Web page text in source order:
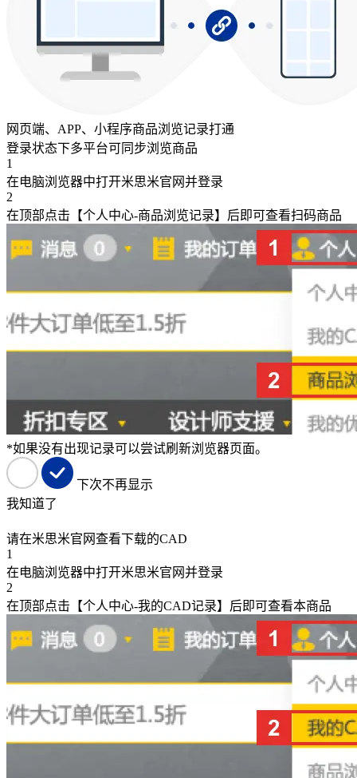
网页端、APP、小程序商品浏览记录打通
登录状态下多平台可同步浏览商品
1
在电脑浏览器中打开米思米官网并登录
2
在顶部点击【个人中心-商品浏览记录】后即可查看扫码商品
*如果没有出现记录可以尝试刷新浏览器页面。
下次不再显示
我知道了
请在米思米官网查看下载的CAD
1
在电脑浏览器中打开米思米官网并登录
2
在顶部点击【个人中心-我的CAD记录】后即可查看本商品